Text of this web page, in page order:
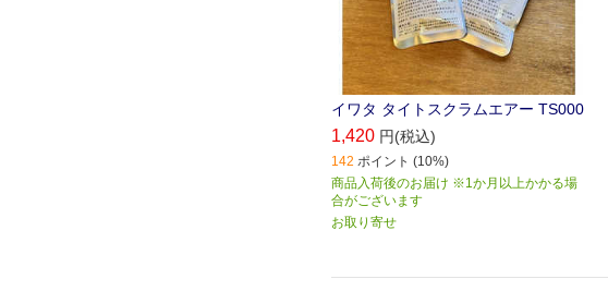
イワタ タイトスクラムエアー TS000
1,420 円(税込)
142 ポイント (10%)
商品入荷後のお届け ※1か月以上かかる場
合がございます
お取り寄せ